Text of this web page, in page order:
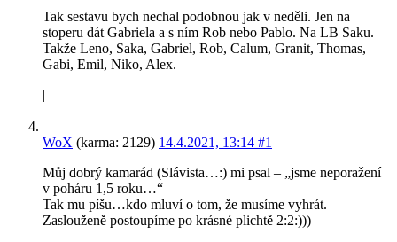
Tak sestavu bych nechal podobnou jak v neděli. Jen na
stoperu dát Gabriela a s ním Rob nebo Pablo. Na LB Saku.
Takže Leno, Saka, Gabriel, Rob, Calum, Granit, Thomas,
Gabi, Emil, Niko, Alex.
|
WoX (karma: 2129) 14.4.2021, 13:14 #1
Můj dobrý kamarád (Slávista…:) mi psal – „jsme neporažení
v poháru 1,5 roku…“
Tak mu píšu…kdo mluví o tom, že musíme vyhrát.
Zaslouženě postoupíme po krásné plichtě 2:2:)))